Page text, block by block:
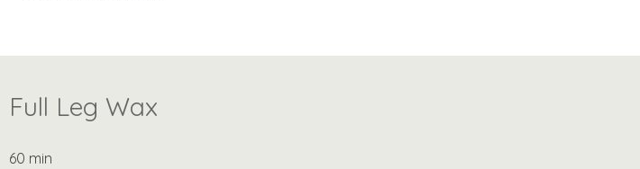
Full Leg Wax
60 min